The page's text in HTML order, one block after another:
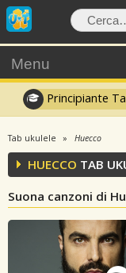
Menu
Principiante
Tab ukulele Huecco
HUECCO TAB
Suona canzoni di